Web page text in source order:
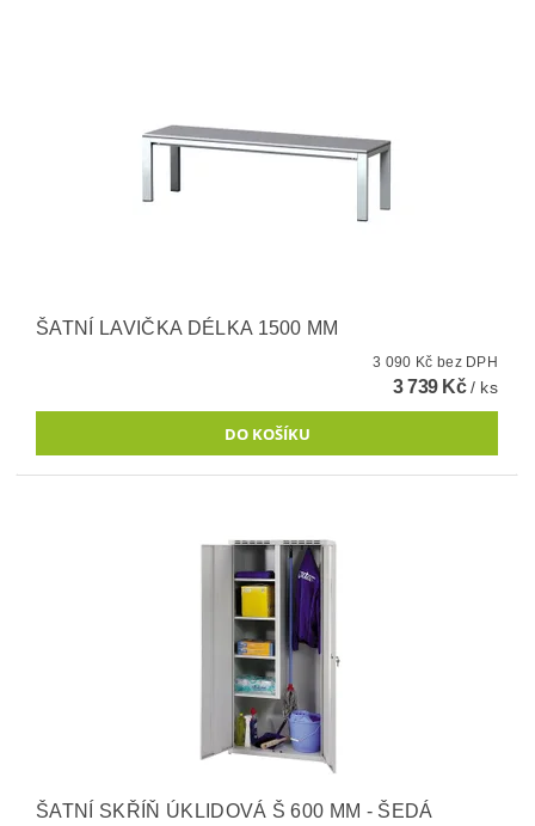
ŠATNÍ LAVIČKA DÉLKA 1500 MM
3 090 Kč bez DPH
3 739 Kč/ ks
ŠATNÍ SKŘÍŇ ÚKLIDOVÁ Š 600 MM - ŠEDÁ